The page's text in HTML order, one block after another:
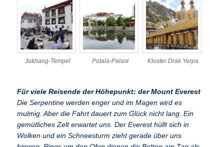
Jokhang-Tempel Potala-Palast Kloster Drak Yerpa
Für viele Reisende der Höhepunkt: der Mount Everest
Die Serpentine werden enger und im Magen wird es
mulmig. Aber die Fahrt dauert zum Glück nicht lang. Ein
gemütliches Zelt erwartet uns. Der Everest hüllt sich in
Wolken und ein Schneesturm zieht gerade über uns